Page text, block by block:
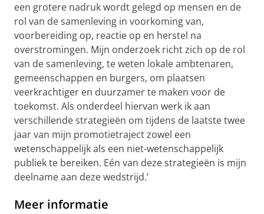
een grotere nadruk wordt gelegd op mensen en de
rol van de samenleving in voorkoming van,
voorbereiding op, reactie op en herstel na
overstromingen. Mijn onderzoek richt zich op de rol
van de samenleving, te weten lokale ambtenaren,
gemeenschappen en burgers, om plaatsen
veerkrachtiger en duurzamer te maken voor de
toekomst. Als onderdeel hiervan werk ik aan
verschillende strategieën om tijdens de laatste twee
jaar van mijn promotietraject zowel een
wetenschappelijk als een niet-wetenschappelijk
publiek te bereiken. Eén van deze strategieën is mijn
deelname aan deze wedstrijd.’
Meer informatie